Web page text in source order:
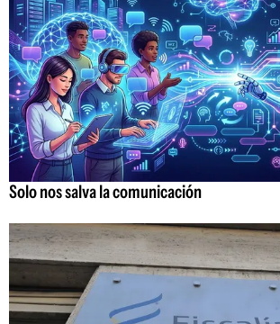
Solo nos salva la comunicación